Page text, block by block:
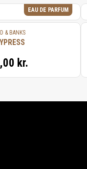
EAU DE PARFUM
& BANKS
kr.